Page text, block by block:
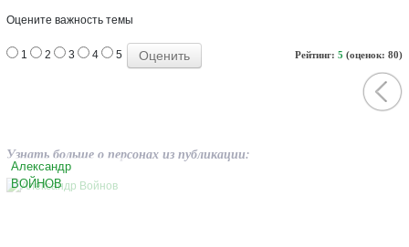
Оцените важность темы
Рейтинг: 5 (оценок: 80)
1 2 3 4 5
Узнать больше о персонах из публикации:
Александр
ВОЙНОВ